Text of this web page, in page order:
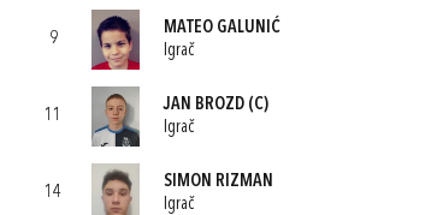
9
MATEO GALUNIĆ
Igrač
11
JAN BROZD (C)
Igrač
14
SIMON RIZMAN
Igrač